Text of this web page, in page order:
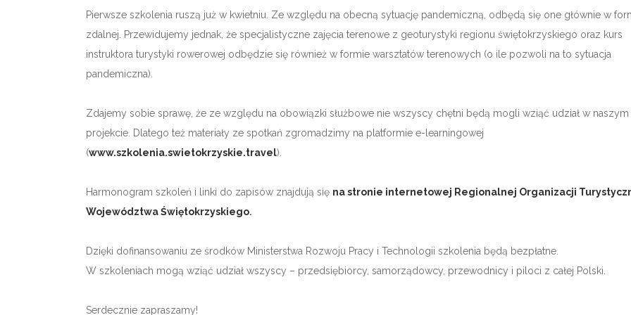
Pierwsze szkolenia ruszą już w kwietniu. Ze względu na obecną sytuację pandemiczną, odbędą się one głównie w
zdalnej. Przewidujemy jednak, że specjalistyczne zajęcia terenowe z geoturystyki regionu świętokrzyskiego oraz kurs
instruktora turystyki rowerowej odbędzie się również w formie warsztatów terenowych (o ile pozwoli na to sytuacja
pandemiczna).
Zdajemy sobie sprawę, że ze względu na obowiązki służbowe nie wszyscy chętni będą mogli wziąć udział w naszym
projekcie. Dlatego też materiały ze spotkań zgromadzimy na platformie e-learningowej
(www.szkolenia.swietokrzyskie.travel).
Harmonogram szkoleń i linki do zapisów znajdują się na stronie internetowej Regionalnej Organizacji
Województwa Świętokrzyskiego.
Dzięki dofinansowaniu ze środków Ministerstwa Rozwoju Pracy i Technologii szkolenia będą bezpłatne.
W szkoleniach mogą wziąć udział wszyscy – przedsiębiorcy, samorządowcy, przewodnicy i piloci z całej Polski.
Serdecznie zapraszamy!